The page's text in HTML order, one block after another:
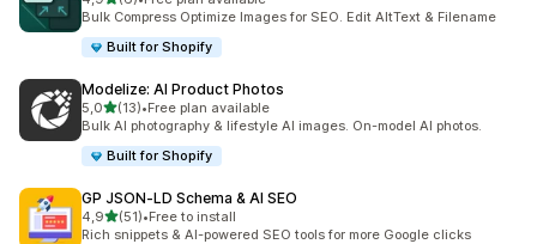
Łączna liczba recenzji: 6
Bulk Compress Optimize Images for SEO. Edit AltText & Filename
Built for Shopify
Modelize: AI Product Photos
5,0na 5 gwiazdek
(13)
Łączna liczba recenzji: 13
•Free plan available
Bulk AI photography & lifestyle AI images. On-model AI photos.
Built for Shopify
GP JSON‑LD Schema & AI SEO
4,9na 5 gwiazdek
(51)
Łączna liczba recenzji: 51
•Free to install
Rich snippets & AI-powered SEO tools for more Google clicks